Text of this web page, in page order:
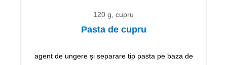
120 g, cupru
Pasta de cupru
agent de ungere și separare tip pasta pe baza de